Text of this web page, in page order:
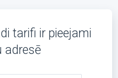
tarifi ir pieejami
adresē